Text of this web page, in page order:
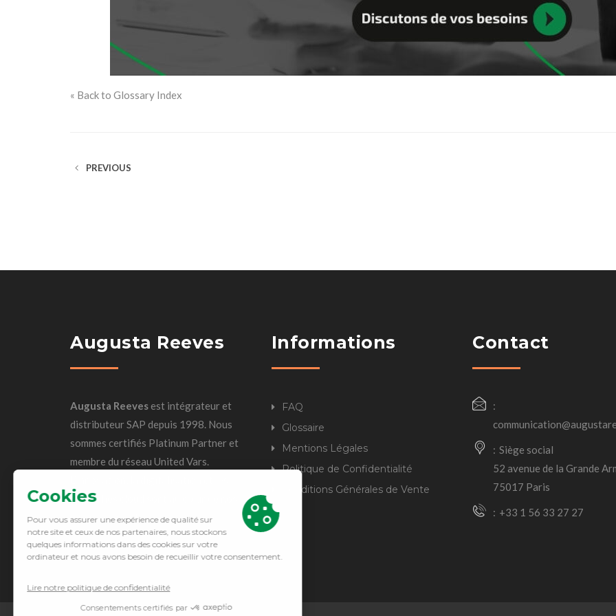
« Back to Glossary Index
PREVIOUS
Augusta Reeves
Augusta Reeves est intégrateur et
distributeur SAP depuis 1998. Nous
sommes certifiés Platinum Partner et
membre du réseau United Vars.
approches cloud sont au cœur de nos
investissements.
Informations
FAQ
Glossaire
Mentions Légales
Politique de Confidentialité
Conditions Générales de Vente
Contact
Siège social
52 avenue de la Grande
75017 Paris
+33 1 56 33 27 27